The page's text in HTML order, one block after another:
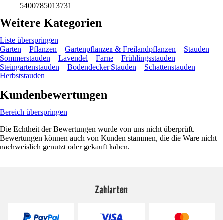
5400785013731
Weitere Kategorien
Liste überspringen
Garten
Pflanzen Gartenpflanzen & Freilandpflanzen
Stauden
Sommerstauden
Lavendel Farne
Frühlingsstauden
Steingartenstauden
Bodendecker Stauden
Schattenstauden
Herbststauden
Kundenbewertungen
Bereich überspringen
Die Echtheit der Bewertungen wurde von uns nicht überprüft.
Bewertungen können auch von Kunden stammen, die die Ware nicht
nachweislich genutzt oder gekauft haben.
Zahlarten